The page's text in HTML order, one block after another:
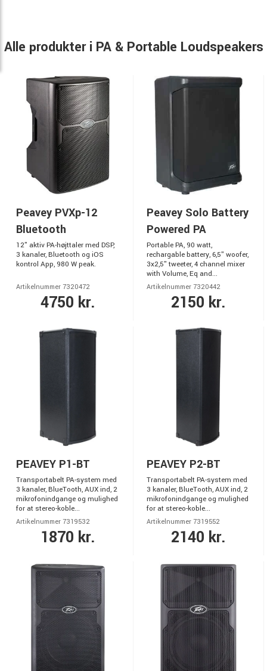
Alle produkter i PA & Portable Loudspeakers
Peavey PVXp-12
Bluetooth
12" aktiv PA-højttaler med DSP,
3 kanaler, Bluetooth og iOS
kontrol App, 980 W peak.
Artikelnummer 7320472
4750 kr.
Peavey Solo Battery
Powered PA
Portable PA, 90 watt,
rechargable battery, 6,5" woofer,
3x2,5" tweeter, 4 channel mixer
with Volume, Eq and...
Artikelnummer 7320442
2150 kr.
PEAVEY P1-BT
Transportabelt PA-system med
3 kanaler, BlueTooth, AUX ind, 2
mikrofonindgange og mulighed
for at stereo-koble...
Artikelnummer 7319532
1870 kr.
PEAVEY P2-BT
Transportabelt PA-system med
3 kanaler, BlueTooth, AUX ind, 2
mikrofonindgange og mulighed
for at stereo-koble...
Artikelnummer 7319552
2140 kr.